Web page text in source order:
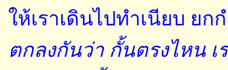
ให้เราเดินไปทำเนียบ ย
ตกลงกันว่า กั้นตรงไหน เ